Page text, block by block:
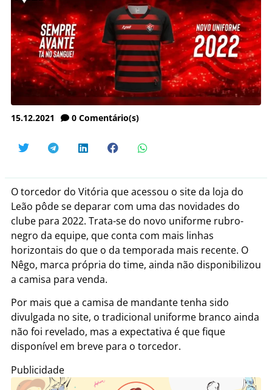
15.12.2021 0 Comentário(s)
O torcedor do Vitória que acessou o site da loja do
Leão pôde se deparar com uma das novidades do
clube para 2022. Trata-se do novo uniforme rubro-
negro da equipe, que conta com mais linhas
horizontais do que o da temporada mais recente. O
Nêgo, marca própria do time, ainda não disponibilizou
a camisa para venda.
Por mais que a camisa de mandante tenha sido
divulgada no site, o tradicional uniforme branco ainda
não foi revelado, mas a expectativa é que fique
disponível em breve para o torcedor.
Publicidade